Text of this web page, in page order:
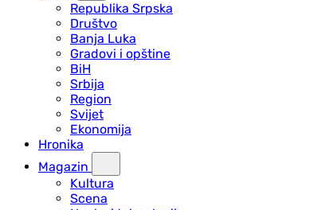
Republika Srpska
Društvo
Banja Luka
Gradovi i opštine
BiH
Srbija
Region
Svijet
Ekonomija
Hronika
Magazin
Kultura
Scena